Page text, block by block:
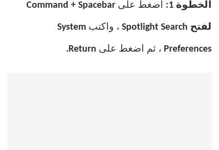
الخطوة 1: اضغط على Command + Spacebar
لفتح Spotlight Search ، واكتب System
Preferences ، ثم اضغط على Return.